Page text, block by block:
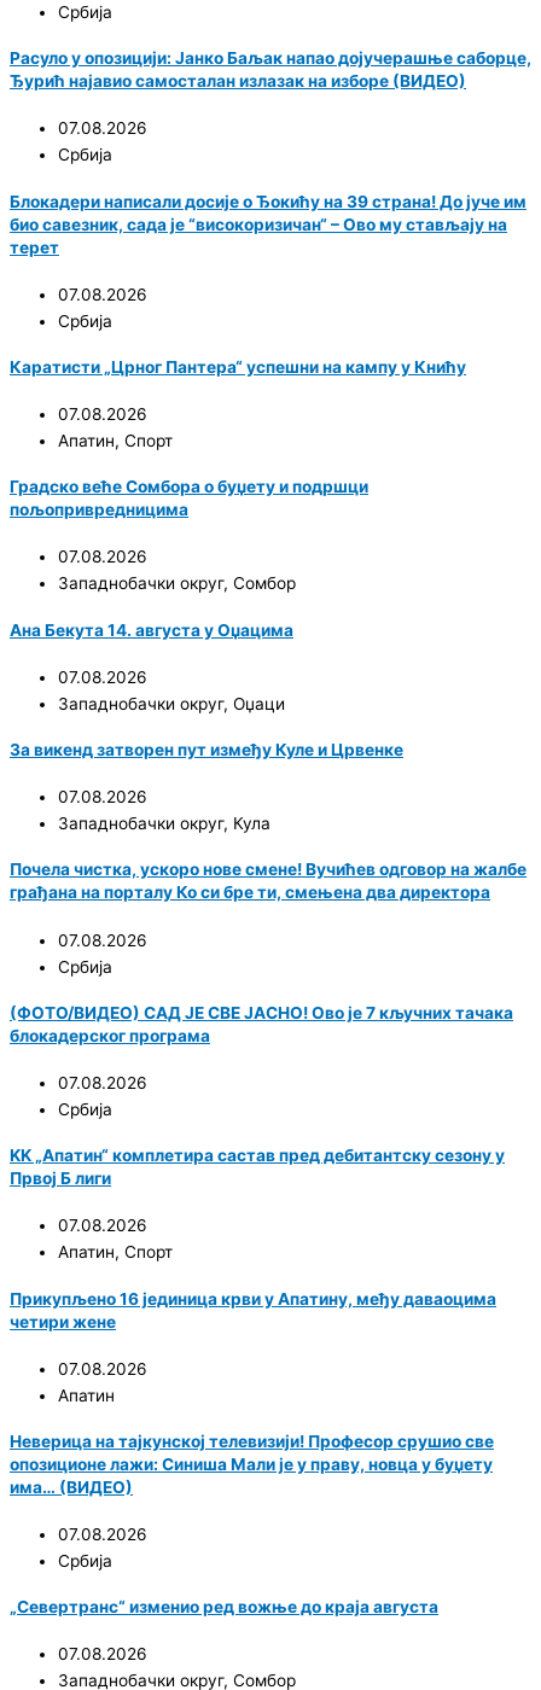
Србија
Расуло у опозицији: Јанко Баљак напао дојучерашње саборце,
Ђурић најавио самосталан излазак на изборе (ВИДЕО)
07.08.2026
Србија
Блокадери написали досије о Ђокићу на 39 страна! До јуче им
био савезник, сада је “високоризичан“ – Ово му стављају на
терет
07.08.2026
Србија
Каратисти „Црног Пантера“ успешни на кампу у Книћу
07.08.2026
Апатин, Спорт
Градско веће Сомбора о буџету и подршци
пољопривредницима
07.08.2026
Западнобачки округ, Сомбор
Ана Бекута 14. августа у Оџацима
07.08.2026
Западнобачки округ, Оџаци
За викенд затворен пут између Куле и Црвенке
07.08.2026
Западнобачки округ, Кула
Почела чистка, ускоро нове смене! Вучићев одговор на жалбе
грађана на порталу Ко си бре ти, смењена два директора
07.08.2026
Србија
(ФОТО/ВИДЕО) САД ЈЕ СВЕ ЈАСНО! Ово је 7 кључних тачака
блокадерског програма
07.08.2026
Србија
KK „Апатин“ комплетира састав пред дебитантску сезону у
Првој Б лиги
07.08.2026
Апатин, Спорт
Прикупљено 16 јединица крви у Апатину, међу даваоцима
четири жене
07.08.2026
Апатин
Неверица на тајкунској телевизији! Професор срушио све
опозиционе лажи: Синиша Мали је у праву, новца у буџету
има… (ВИДЕО)
07.08.2026
Србија
„Севертранс“ изменио ред вожње до краја августа
07.08.2026
Западнобачки округ, Сомбор